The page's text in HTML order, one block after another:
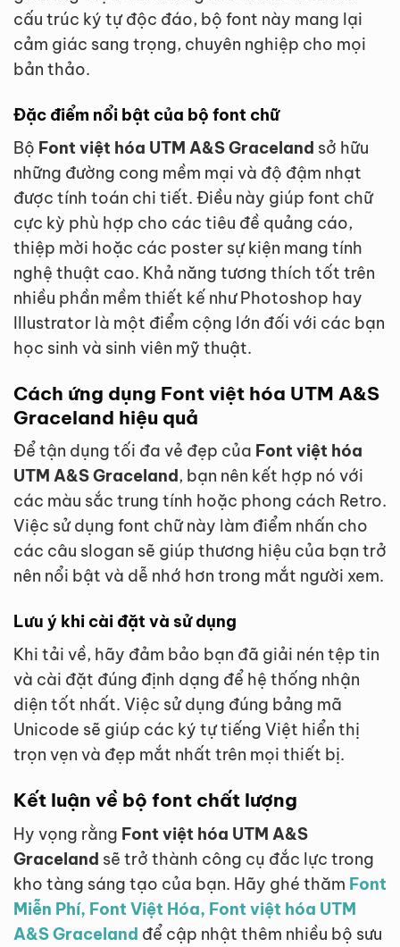
cấu trúc ký tự độc đáo, bộ font này mang lại
cảm giác sang trọng, chuyên nghiệp cho mọi
bản thảo.
Đặc điểm nổi bật của bộ font chữ
Bộ Font việt hóa UTM A&S Graceland sở hữu
những đường cong mềm mại và độ đậm nhạt
được tính toán chi tiết. Điều này giúp font chữ
cực kỳ phù hợp cho các tiêu đề quảng cáo,
thiệp mời hoặc các poster sự kiện mang tính
nghệ thuật cao. Khả năng tương thích tốt trên
nhiều phần mềm thiết kế như Photoshop hay
Illustrator là một điểm cộng lớn đối với các bạn
học sinh và sinh viên mỹ thuật.
Cách ứng dụng Font việt hóa UTM A&S
Graceland hiệu quả
Để tận dụng tối đa vẻ đẹp của Font việt hóa
UTM A&S Graceland, bạn nên kết hợp nó với
các màu sắc trung tính hoặc phong cách Retro.
Việc sử dụng font chữ này làm điểm nhấn cho
các câu slogan sẽ giúp thương hiệu của bạn trở
nên nổi bật và dễ nhớ hơn trong mắt người xem.
Lưu ý khi cài đặt và sử dụng
Khi tải về, hãy đảm bảo bạn đã giải nén tệp tin
và cài đặt đúng định dạng để hệ thống nhận
diện tốt nhất. Việc sử dụng đúng bảng mã
Unicode sẽ giúp các ký tự tiếng Việt hiển thị
trọn vẹn và đẹp mắt nhất trên mọi thiết bị.
Kết luận về bộ font chất lượng
Hy vọng rằng Font việt hóa UTM A&S
Graceland sẽ trở thành công cụ đắc lực trong
kho tàng sáng tạo của bạn. Hãy ghé thăm Font
Miễn Phí, Font Việt Hóa, Font việt hóa UTM
A&S Graceland để cập nhật thêm nhiều bộ sưu